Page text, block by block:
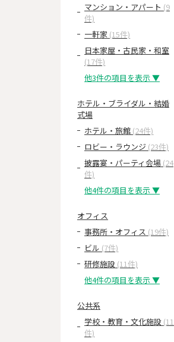
マンション・アパート (9
件)
一軒家 (15件)
日本家屋・古民家・和室
(17件)
他3件の項目を表示 ▼
ホテル・ブライダル・結婚
式場
ホテル・旅館 (24件)
ロビー・ラウンジ (23件)
披露宴・パーティ会場 (24
件)
他4件の項目を表示 ▼
オフィス
事務所・オフィス (19件)
ビル (7件)
研修施設 (11件)
他4件の項目を表示 ▼
公共系
学校・教育・文化施設 (11
件)